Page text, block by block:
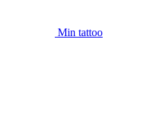
Min tattoo